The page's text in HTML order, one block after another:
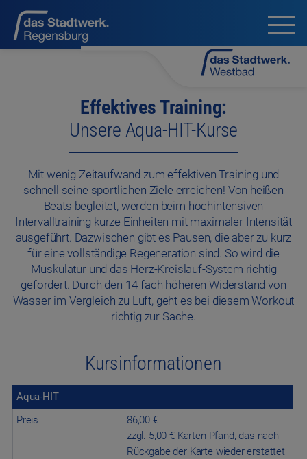
Effektives Training:
Unsere Aqua-HIT-Kurse
Mit wenig Zeitaufwand zum effektiven Training und
schnell seine sportlichen Ziele erreichen! Von heißen
Beats begleitet, werden beim hochintensiven
Intervalltraining kurze Einheiten mit maximaler Intensität
ausgeführt. Dazwischen gibt es Pausen, die aber zu kurz
für eine vollständige Regeneration sind. So wird die
Muskulatur und das Herz-Kreislauf-System richtig
gefordert. Durch den 14-fach höheren Widerstand von
Wasser im Vergleich zu Luft, geht es bei diesem Workout
richtig zur Sache.
Kursinformationen
Aqua-HIT
Preis
86,00 €
zzgl. 5,00 € Karten-Pfand, das nach
Rückgabe der Karte wieder erstattet